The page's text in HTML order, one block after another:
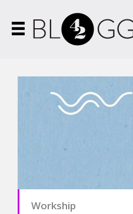
Workship